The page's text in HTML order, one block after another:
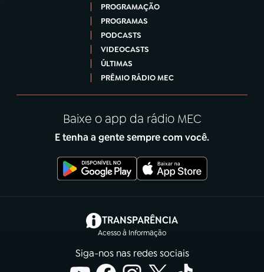
PROGRAMAÇÃO
PROGRAMAS
PODCASTS
VIDEOCASTS
ÚLTIMAS
PRÊMIO RÁDIO MEC
Baixe o app da rádio MEC
E tenha a gente sempre com você.
TRANSPARÊNCIA
Acesso à Informação
(abre em nova aba)
Siga-nos nas redes sociais